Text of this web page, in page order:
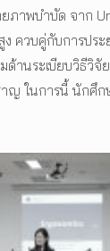
าพบำบัด จาก
ง ควบคู่กับการป
ด้านระเบียบวิธีวิ
าญ ในการนี้ นัก